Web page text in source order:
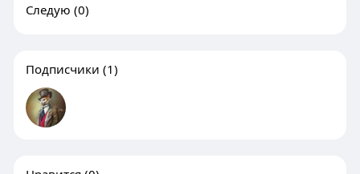
Следую (0)
Подписчики (1)